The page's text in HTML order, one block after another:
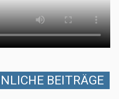
BEITRÄGE